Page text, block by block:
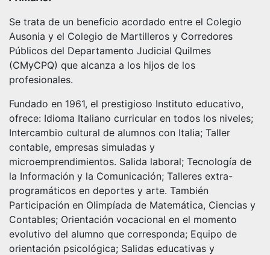
Se trata de un beneficio acordado entre el Colegio
Ausonia y el Colegio de Martilleros y Corredores
Públicos del Departamento Judicial Quilmes
(CMyCPQ) que alcanza a los hijos de los
profesionales.
Fundado en 1961, el prestigioso Instituto educativo,
ofrece: Idioma Italiano curricular en todos los niveles;
Intercambio cultural de alumnos con Italia; Taller
contable, empresas simuladas y
microemprendimientos. Salida laboral; Tecnología de
la Información y la Comunicación; Talleres extra-
programáticos en deportes y arte. También
Participación en Olimpíada de Matemática, Ciencias y
Contables; Orientación vocacional en el momento
evolutivo del alumno que corresponda; Equipo de
orientación psicológica; Salidas educativas y